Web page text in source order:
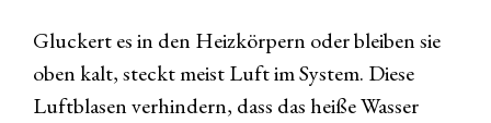
Gluckert es in den Heizkörpern oder bleiben sie
oben kalt, steckt meist Luft im System. Diese
Luftblasen verhindern, dass das heiße Wasser